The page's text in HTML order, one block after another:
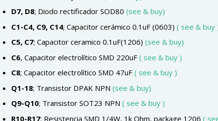
D7, D8; Diodo rectificador SOD80 (see & buy)
C1-C4, C9, C14; Capacitor cerámico 0.1uF (0603) ( see & buy
C5, C7; Capacitor ceramico 0.1uF(1206) (see & buy)
C6, Capacitor electrolítico SMD 220uF ( see & buy )
C8; Capacitor electrolítico SMD 47uF ( see & buy )
Q1-18; Transistor DPAK NPN (see & buy)
Q9-Q10; Transistor SOT23 NPN ( see & buy )
R10-R17; Resistencia SMD 1/4W, 1k Ohm, package 1206 (